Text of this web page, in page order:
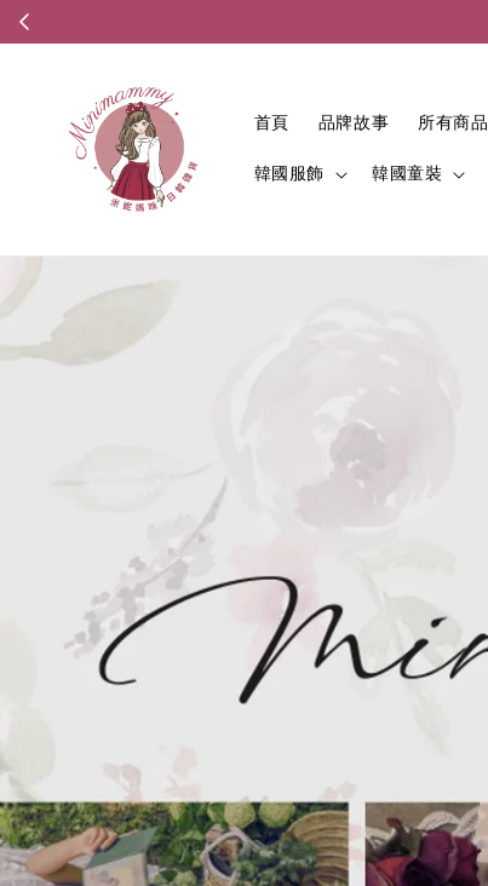
首頁 品牌故事 所有商品
韓國服飾
韓國童裝